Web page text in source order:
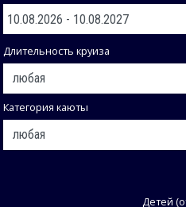
Длительность круиза
Категория каюты
Детей